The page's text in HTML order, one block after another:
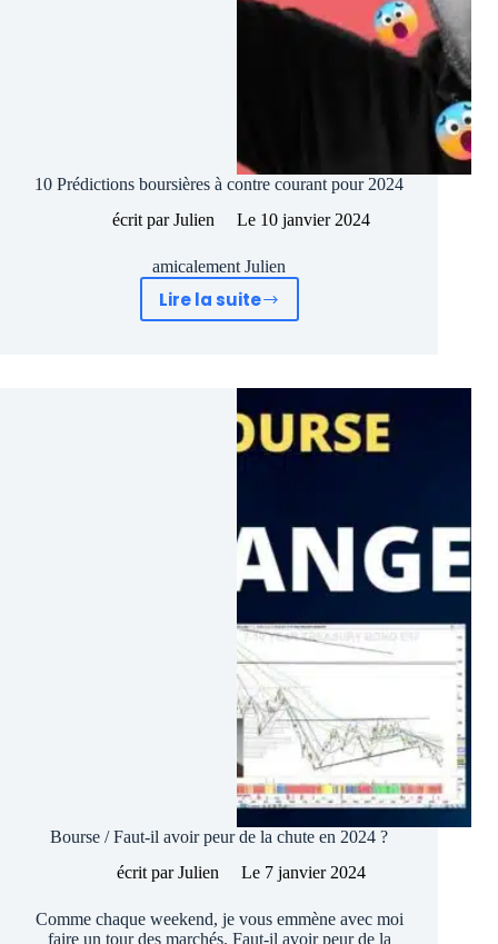
10 Prédictions boursières à contre courant pour 2024
écrit par Julien Le 10 janvier 2024
amicalement Julien
Lire la suite
10
contre
courant
Bourse / Faut-il avoir peur de la chute en 2024 ?
écrit par Julien Le 7 janvier 2024
Comme chaque weekend, je vous emmène avec moi
faire un tour des marchés. Faut-il avoir peur de la